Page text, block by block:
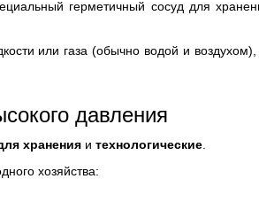
герметичный сосуд для
или газа (обычно водой и
давления
хранения и технологические
хозяйства: